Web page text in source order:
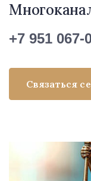
+7 951 067-
Связаться